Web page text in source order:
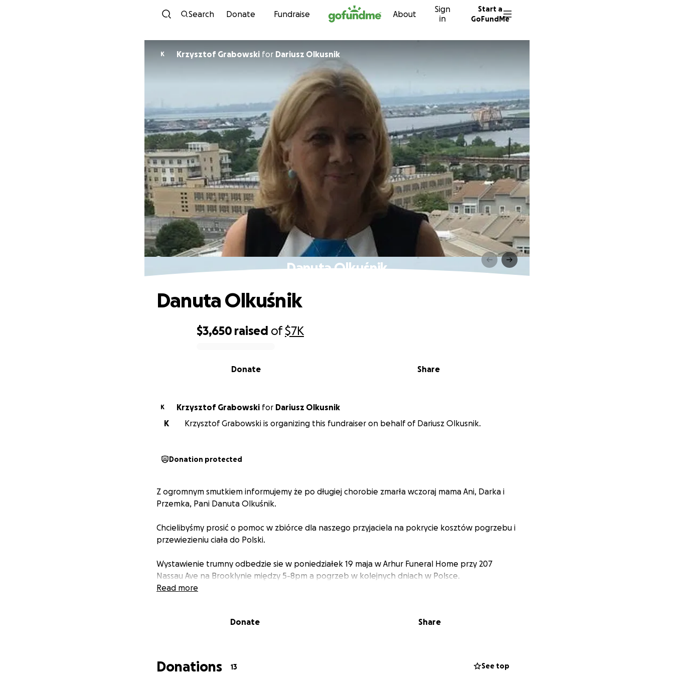
Skip to content
Search Donate Fundraise About
Sign
in
Start a
GoFundMe
K Krzysztof Grabowski for Dariusz Olkusnik
Danuta Olkuśnik
$3,650 raised of$7K
Share
Donate
Danuta Olkuśnik
K Krzysztof Grabowski for Dariusz Olkusnik
K
Krzysztof Grabowski is organizing this fundraiser on behalf of Dariusz Olkusnik.
Donation protected
Z ogromnym smutkiem informujemy że po długiej chorobie zmarła wczoraj mama Ani, Darka i
Przemka, Pani Danuta Olkuśnik.
Chcielibyśmy prosić o pomoc w zbiórce dla naszego przyjaciela na pokrycie kosztów pogrzebu i
przewiezieniu ciała do Polski.
Wystawienie trumny odbedzie sie w poniedziałek 19 maja w Arhur Funeral Home przy 207
Nassau Ave na Brooklynie między 5-8pm a pogrzeb w kolejnych dniach w Polsce.
Read more
Donate Share
Donations 13 See top